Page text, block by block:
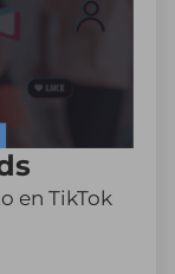
en TikTok